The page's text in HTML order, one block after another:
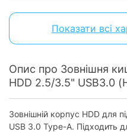
Сумісність із ОС:
32/64,
Характеристики та
виробником без повідомлення.
Показати всі
Опис про Зовнішня
HDD 2.5/3.5" USB3.0
Зовнішній корпус HDD для
USB 3.0 Type-A. Підходить